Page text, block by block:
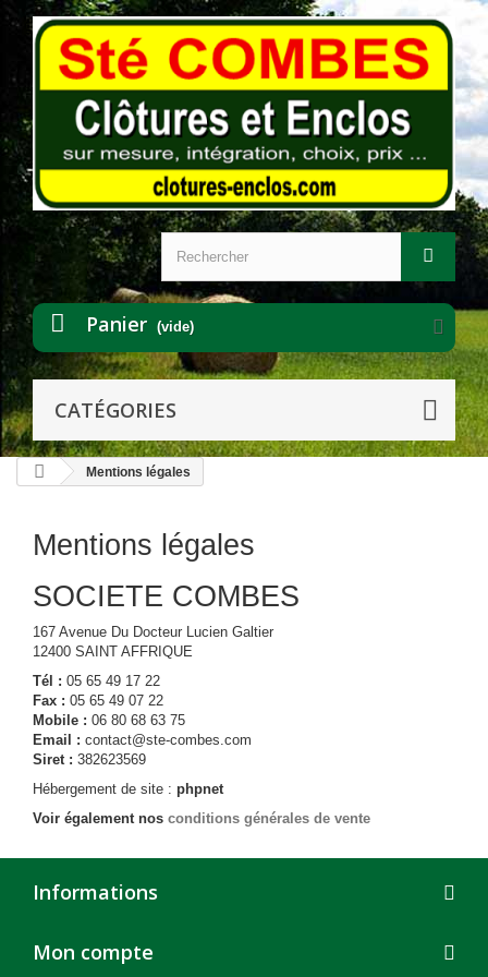
Panier (vide)
CATÉGORIES
Mentions légales
Mentions légales
SOCIETE COMBES
167 Avenue Du Docteur Lucien Galtier
12400 SAINT AFFRIQUE
Tél : 05 65 49 17 22
Fax : 05 65 49 07 22
Mobile : 06 80 68 63 75
Email : contact@ste-combes.com
Siret : 382623569
Hébergement de site : phpnet
Voir également nos conditions générales de vente
Informations
Mon compte